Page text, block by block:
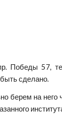
Победы 57,
сделано.
берем на него